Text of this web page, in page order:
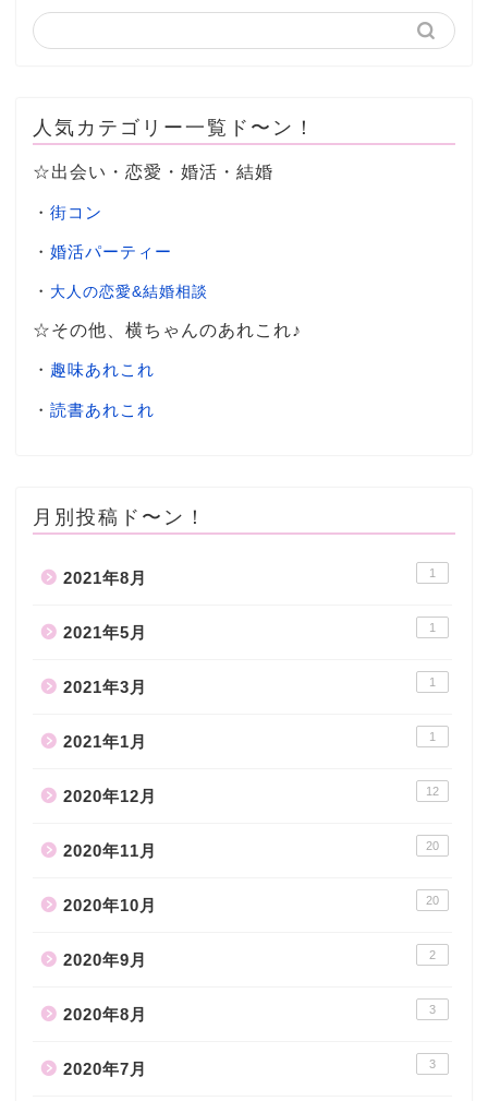
人気カテゴリー一覧ド〜ン！
☆出会い・恋愛・婚活・結婚
・ 街コン
・ 婚活パーティー
・ 大人の恋愛&結婚相談
☆その他、横ちゃんのあれこれ♪
・ 趣味あれこれ
・ 読書あれこれ
月別投稿ド〜ン！
2021年8月 1
2021年5月 1
2021年3月 1
2021年1月 1
2020年12月 12
2020年11月 20
2020年10月 20
2020年9月 2
2020年8月 3
2020年7月 3